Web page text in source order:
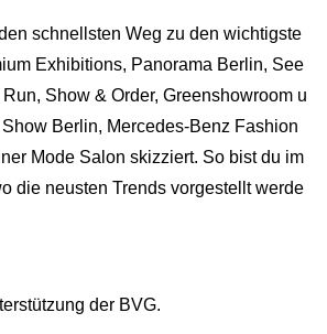
schnellsten Weg zu den wichtigste
Exhibitions, Panorama Berlin, See
Show & Order, Greenshowroom u
Berlin, Mercedes-Benz Fashion
Mode Salon skizziert. So bist du im
die neusten Trends vorgestellt werde
der BVG.